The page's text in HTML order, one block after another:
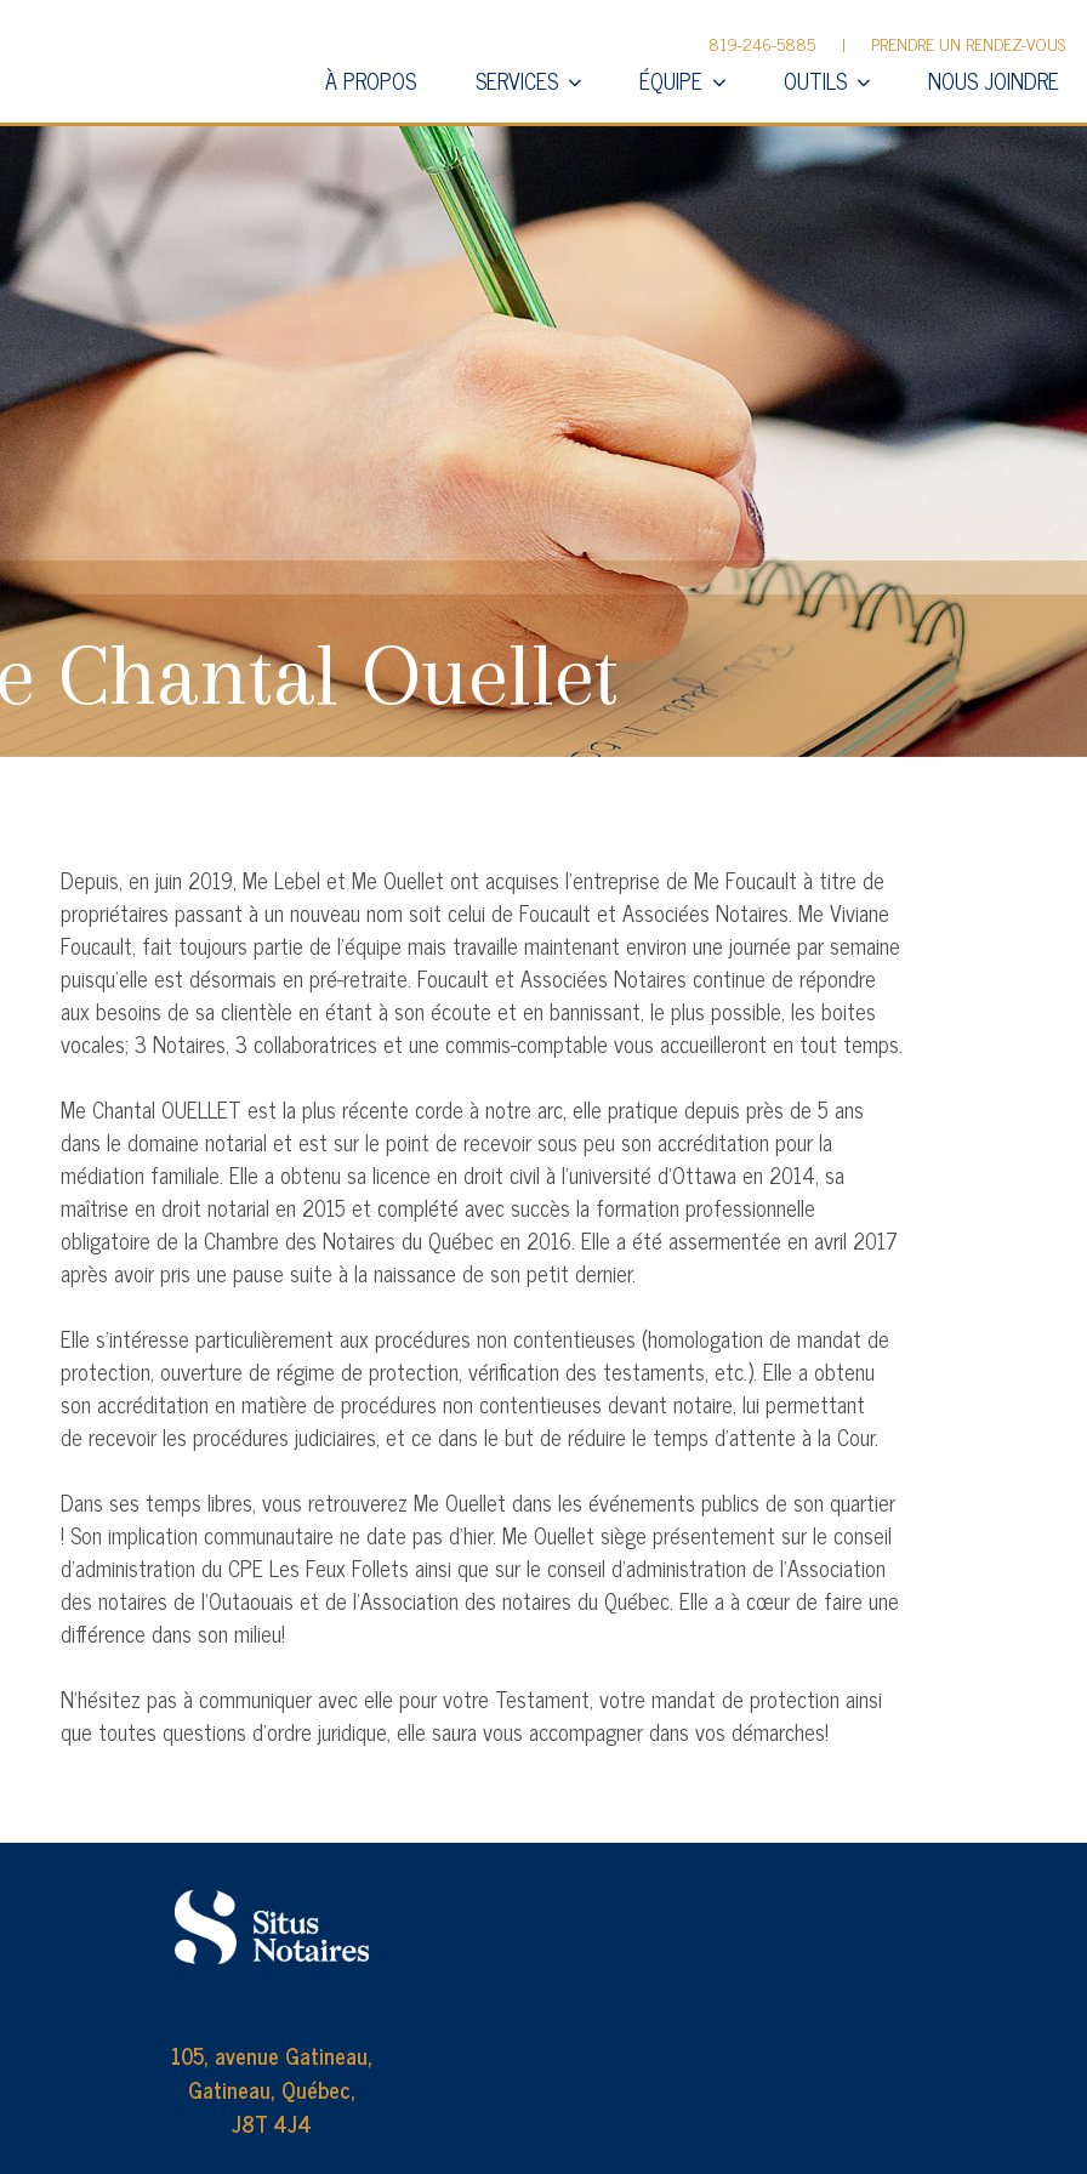
819-246-5885 | PRENDRE UN RENDEZ-VOUS
À PROPOS SERVICES ÉQUIPE OUTILS NOUS JOINDRE
Chantal Ouellet
Depuis, en juin 2019, Me Lebel et Me Ouellet ont acquises l’entreprise de Me Foucault à titre de
propriétaires passant à un nouveau nom soit celui de Foucault et Associées Notaires. Me Viviane
Foucault, fait toujours partie de l’équipe mais travaille maintenant environ une journée par semaine
puisqu’elle est désormais en pré-retraite. Foucault et Associées Notaires continue de répondre
aux besoins de sa clientèle en étant à son écoute et en bannissant, le plus possible, les boites
vocales; 3 Notaires, 3 collaboratrices et une commis-comptable vous accueilleront en tout temps.
Me Chantal OUELLET est la plus récente corde à notre arc, elle pratique depuis près de 5 ans
dans le domaine notarial et est sur le point de recevoir sous peu son accréditation pour la
médiation familiale. Elle a obtenu sa licence en droit civil à l’université d’Ottawa en 2014, sa
maîtrise en droit notarial en 2015 et complété avec succès la formation professionnelle
obligatoire de la Chambre des Notaires du Québec en 2016. Elle a été assermentée en avril 2017
après avoir pris une pause suite à la naissance de son petit dernier.
Elle s’intéresse particulièrement aux procédures non contentieuses (homologation de mandat de
protection, ouverture de régime de protection, vérification des testaments, etc.). Elle a obtenu
son accréditation en matière de procédures non contentieuses devant notaire, lui permettant
de recevoir les procédures judiciaires, et ce dans le but de réduire le temps d’attente à la Cour.
Dans ses temps libres, vous retrouverez Me Ouellet dans les événements publics de son quartier
! Son implication communautaire ne date pas d’hier. Me Ouellet siège présentement sur le conseil
d’administration du CPE Les Feux Follets ainsi que sur le conseil d’administration de l’Association
des notaires de l’Outaouais et de l’Association des notaires du Québec. Elle a à cœur de faire une
différence dans son milieu!
N’hésitez pas à communiquer avec elle pour votre Testament, votre mandat de protection ainsi
que toutes questions d’ordre juridique, elle saura vous accompagner dans vos démarches!
105, avenue Gatineau,
Gatineau, Québec,
J8T 4J4